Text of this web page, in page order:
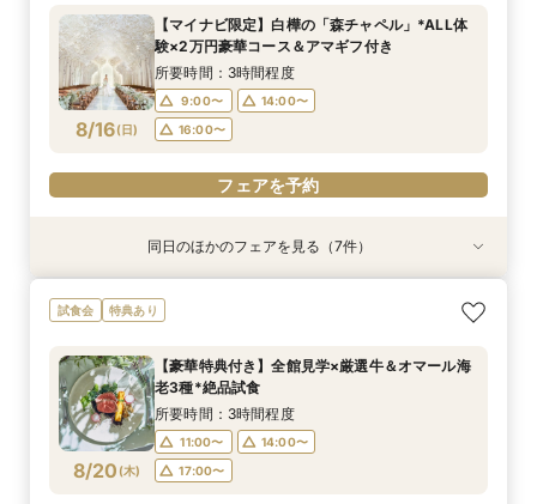
8/15(土 )
9:00〜 14:00〜
フェアを予約
8/15(土 )
10:00〜 15:00〜
フェアを予約
8/15(土 )
9:00〜 14:00〜
フェアを予約
8/15(土 )
9:00〜 14:00〜
フェアを予約
8/15(土 )
9:00〜 14:00〜
フェアを予約
8/15(土 )
9:00〜 14:00〜
フェアを予約
8/16(日)
【マイナビ限定】白樺の「森チャペル」*ALL体
験×2万円豪華コース＆アマギフ付き
所要時間：3時間程度
9:00〜
14:00〜
16:00〜
フェアを予約
特典あり 動画あり
8/16(日)
＼初見学に◎／心躍る花嫁の第一歩♪見積もり相
談＆豪華試食
9:00〜
フェアを予約
特典あり
8/16(日)
【料理重視の方お勧め】厳選牛＆オマール×オー
プンキッチン体験
9:00〜
フェアを予約
8/16(日)
【オンライン開催】遠方在住でも安心◆バーチャ
ル見学＆相談会
10:00〜
フェアを予約
特典あり
8/16(日)
【マタニティ花嫁】貸切空間＆短期間でもOKの
安心相談会*
9:00〜
フェアを予約
特典あり
8/16(日)
【少人数W】挙式＆会食プラン♪白樺の森チャペ
ル×厳選牛試食
9:00〜
フェアを予約
特典あり
8/16(日)
《徹底比較*2件目以降の方へ》見積り相談×憧れ
の邸宅貸切体験
9:00〜
フェアを予約
特典あり
8/16(日)
【貸切で叶うペット婚】全館一緒OK★ペット
ウェディング相談会
9:00〜
フェアを予約
同日のほかのフェアを見る（7件）
試食会 特典あり
8/20 (木)
【豪華特典付き】全館見学×厳選牛＆オマール海
老3種*絶品試食
所要時間：3時間程度
11:00〜
14:00〜
17:00〜